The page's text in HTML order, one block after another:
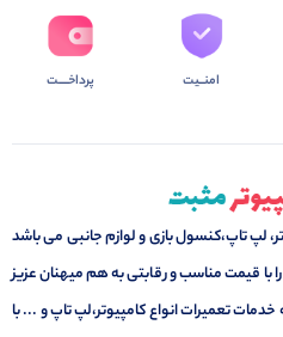
امنــیت پرداخــــت
لپ تاپ،کنسول بازی و لوازم جانبی می باشد
با قیمت مناسب و رقابتی به هم میهنان عزیز
خدمات تعمیرات انواع کامپیوتر،لپ تاپ و ... با